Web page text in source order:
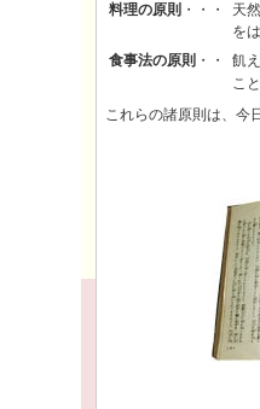
料理の原則 ・・・
天
を
食事法の原則 ・・
飢
こ
これらの諸原則は、今